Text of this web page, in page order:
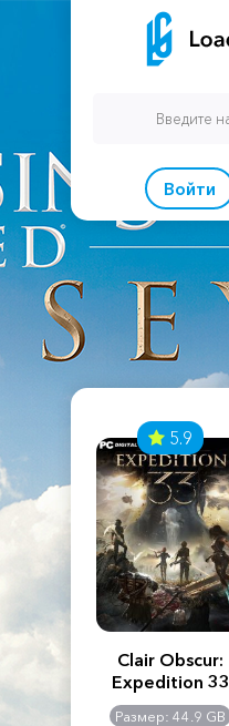
Войти
Creed
5.9
Clair Obscur:
Expedition 33
Размер: 44.9 GB